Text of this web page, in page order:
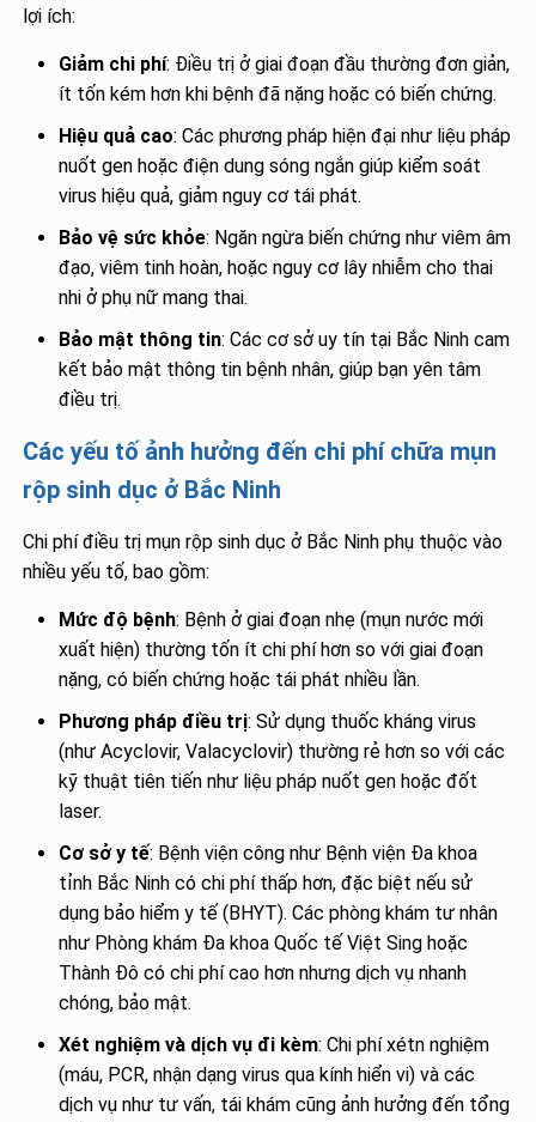
lợi ích:
Giảm chi phí: Điều trị ở giai đoạn đầu thường đơn giản,
ít tốn kém hơn khi bệnh đã nặng hoặc có biến chứng.
Hiệu quả cao: Các phương pháp hiện đại như liệu pháp
nuốt gen hoặc điện dung sóng ngắn giúp kiểm soát
virus hiệu quả, giảm nguy cơ tái phát.
Bảo vệ sức khỏe: Ngăn ngừa biến chứng như viêm âm
đạo, viêm tinh hoàn, hoặc nguy cơ lây nhiễm cho thai
nhi ở phụ nữ mang thai.
Bảo mật thông tin: Các cơ sở uy tín tại Bắc Ninh cam
kết bảo mật thông tin bệnh nhân, giúp bạn yên tâm
điều trị.
Các yếu tố ảnh hưởng đến chi phí chữa mụn
rộp sinh dục ở Bắc Ninh
Chi phí điều trị mụn rộp sinh dục ở Bắc Ninh phụ thuộc vào
nhiều yếu tố, bao gồm:
Mức độ bệnh: Bệnh ở giai đoạn nhẹ (mụn nước mới
xuất hiện) thường tốn ít chi phí hơn so với giai đoạn
nặng, có biến chứng hoặc tái phát nhiều lần.
Phương pháp điều trị: Sử dụng thuốc kháng virus
(như Acyclovir, Valacyclovir) thường rẻ hơn so với các
kỹ thuật tiên tiến như liệu pháp nuốt gen hoặc đốt
laser.
Cơ sở y tế: Bệnh viện công như Bệnh viện Đa khoa
tỉnh Bắc Ninh có chi phí thấp hơn, đặc biệt nếu sử
dụng bảo hiểm y tế (BHYT). Các phòng khám tư nhân
như Phòng khám Đa khoa Quốc tế Việt Sing hoặc
Thành Đô có chi phí cao hơn nhưng dịch vụ nhanh
chóng, bảo mật.
Xét nghiệm và dịch vụ đi kèm: Chi phí xétn nghiệm
(máu, PCR, nhận dạng virus qua kính hiển vi) và các
dịch vụ như tư vấn, tái khám cũng ảnh hưởng đến tổng